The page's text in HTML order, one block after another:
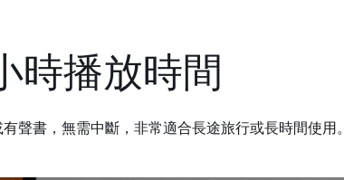
時播放時間
聲書，無需中斷，非常適合長途旅行或長時間使用。